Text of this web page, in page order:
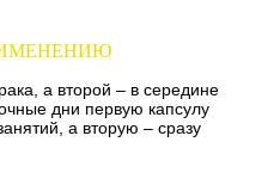
а второй – в середине
дни первую капсулу
а вторую – сразу